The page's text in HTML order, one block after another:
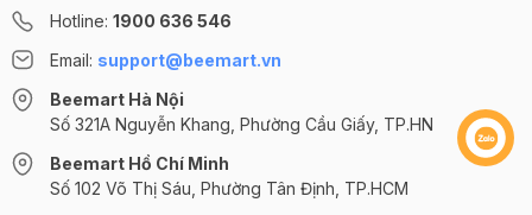
Hotline: 1900 636 546
Email: support@beemart.vn
Beemart Hà Nội
Số 321A Nguyễn Khang, Phường Cầu Giấy, TP.HN
Beemart Hồ Chí Minh
Số 102 Võ Thị Sáu, Phường Tân Định, TP.HCM